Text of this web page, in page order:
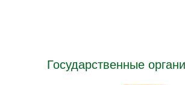
Государственные